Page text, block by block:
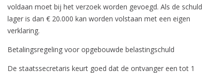
voldaan moet bij het verzoek worden gevoegd. Als de schuld
lager is dan € 20.000 kan worden volstaan met een eigen
verklaring.
Betalingsregeling voor opgebouwde belastingschuld
De staatssecretaris keurt goed dat de ontvanger een tot 1